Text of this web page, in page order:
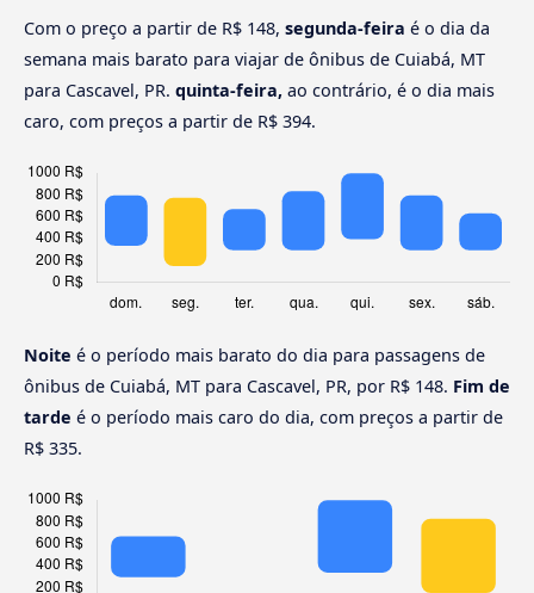
Com o preço a partir de R$ 148, segunda-feira é o dia da
semana mais barato para viajar de ônibus de Cuiabá, MT
para Cascavel, PR. quinta-feira, ao contrário, é o dia mais
caro, com preços a partir de R$ 394.
Noite é o período mais barato do dia para passagens de
ônibus de Cuiabá, MT para Cascavel, PR, por R$ 148. Fim de
tarde é o período mais caro do dia, com preços a partir de
R$ 335.